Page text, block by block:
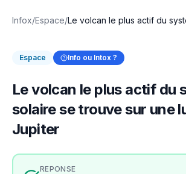
Infox/Espace/Le volcan le plus actif du
Espace Info ou Intox ?
Le volcan le plus actif du
solaire se trouve sur une
Jupiter
REPONSE